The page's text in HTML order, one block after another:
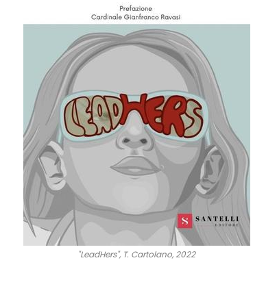
"LeadHers", T. Cartolano, 2022